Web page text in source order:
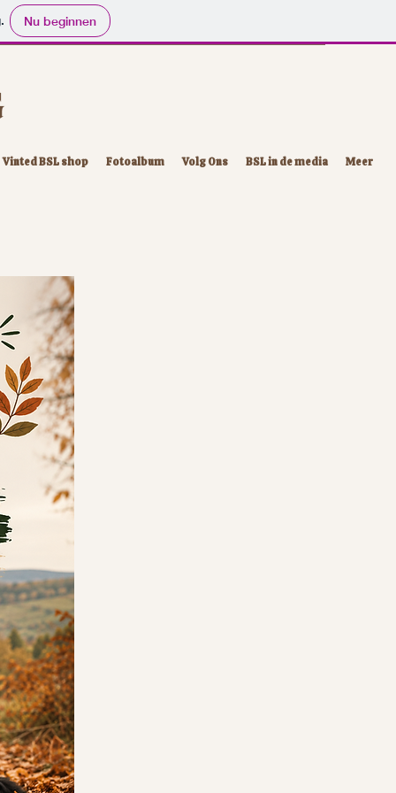
Nu beginnen
Vinted BSL shop Fotoalbum Volg Ons BSL in de media Meer